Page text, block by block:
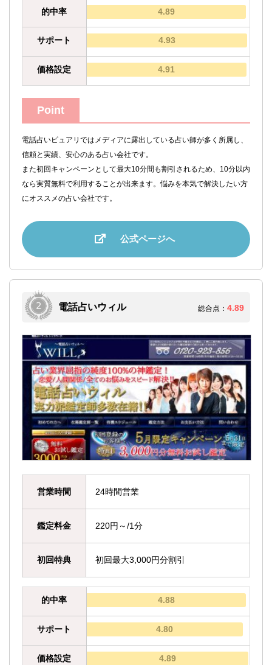
的中率 4.89
サポート 4.93
価格設定 4.91
Point
電話占いピュアリではメディアに露出している占い師が多く所属し、
信頼と実績、安心のある占い会社です。
また初回キャンペーンとして最大10分間も割引されるため、10分以内
なら実質無料で利用することが出来ます。悩みを本気で解決したい方
にオススメの占い会社です。
公式ページへ
電話占いウィル 総合点： 4.89
営業時間 24時間営業
鑑定料金 220円～/1分
初回特典 初回最大3,000円分割引
的中率 4.88
サポート 4.80
価格設定 4.89